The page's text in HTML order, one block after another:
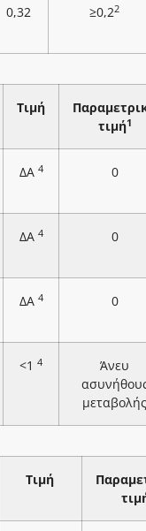
0,32 ≥0,22
Τιμή
τιμή1
ΔΑ 4 0
ΔΑ 4 0
ΔΑ 4 0
<1 4
Άνευ
μεταβολής
Τιμή